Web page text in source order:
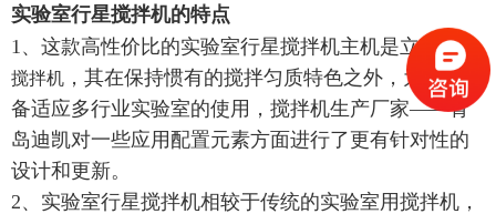
实验室行星搅拌机的特点
1、这款高性价比的实验室行星搅拌机主机是立轴行星
搅拌机 ，其在保持惯有的搅拌匀质特色之外，为了让设
备适应多行业实验室的使用，搅拌机生产厂家——青
岛迪凯对一些应用配置元素方面进行了更有针对性的
设计和更新。
2、实验室行星搅拌机相较于传统的实验室用搅拌机，